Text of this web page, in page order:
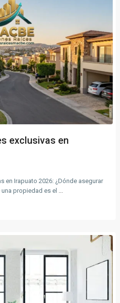
exclusivas en
en Irapuato 2026: ¿Dónde asegurar
propiedad es el ...